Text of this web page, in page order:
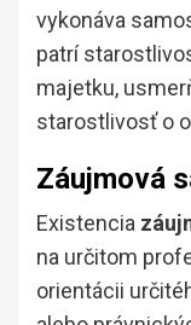
vykonáva
patrí
majetku,
starostlivosť o
Záujmová
Existencia
na určitom
orientácii